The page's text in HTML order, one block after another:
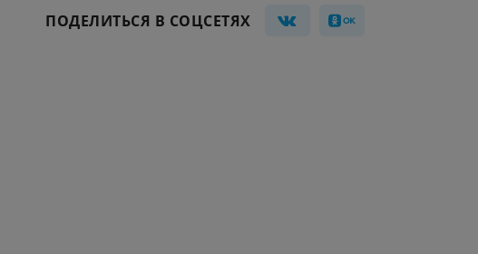
ПОДЕЛИТЬСЯ В СОЦСЕТЯХ